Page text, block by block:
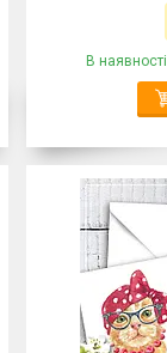
В наявності